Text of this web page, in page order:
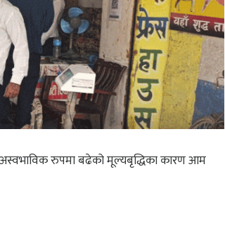
अस्वभाविक रुपमा बढेको मूल्यबृद्धिका कारण आम